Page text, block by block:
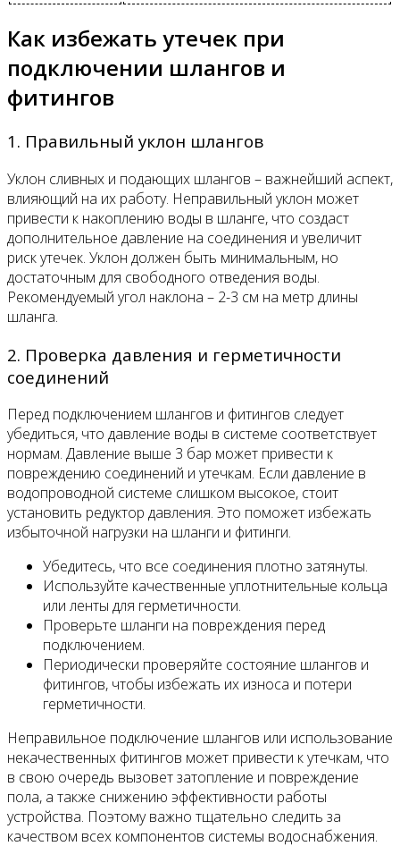
Как избежать утечек при
подключении шлангов и
фитингов
1. Правильный уклон шлангов
Уклон сливных и подающих шлангов – важнейший аспект,
влияющий на их работу. Неправильный уклон может
привести к накоплению воды в шланге, что создаст
дополнительное давление на соединения и увеличит
риск утечек. Уклон должен быть минимальным, но
достаточным для свободного отведения воды.
Рекомендуемый угол наклона – 2-3 см на метр длины
шланга.
2. Проверка давления и герметичности
соединений
Перед подключением шлангов и фитингов следует
убедиться, что давление воды в системе соответствует
нормам. Давление выше 3 бар может привести к
повреждению соединений и утечкам. Если давление в
водопроводной системе слишком высокое, стоит
установить редуктор давления. Это поможет избежать
избыточной нагрузки на шланги и фитинги.
Убедитесь, что все соединения плотно затянуты.
Используйте качественные уплотнительные кольца
или ленты для герметичности.
Проверьте шланги на повреждения перед
подключением.
Периодически проверяйте состояние шлангов и
фитингов, чтобы избежать их износа и потери
герметичности.
Неправильное подключение шлангов или использование
некачественных фитингов может привести к утечкам, что
в свою очередь вызовет затопление и повреждение
пола, а также снижению эффективности работы
устройства. Поэтому важно тщательно следить за
качеством всех компонентов системы водоснабжения.